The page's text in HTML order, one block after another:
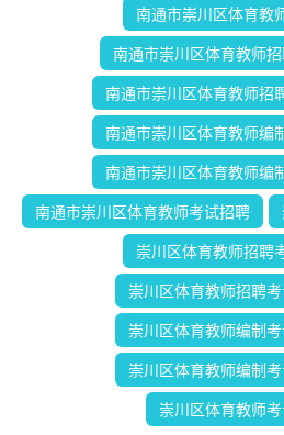
南通市崇川区体育教
南通市崇川区体育教师
南通市崇川区体育教师招
南通市崇川区体育教师编
南通市崇川区体育教师编
南通市崇川区体育教师考试招聘
崇川区体育教师招聘
崇川区体育教师招聘
崇川区体育教师编制
崇川区体育教师编制
崇川区体育教师